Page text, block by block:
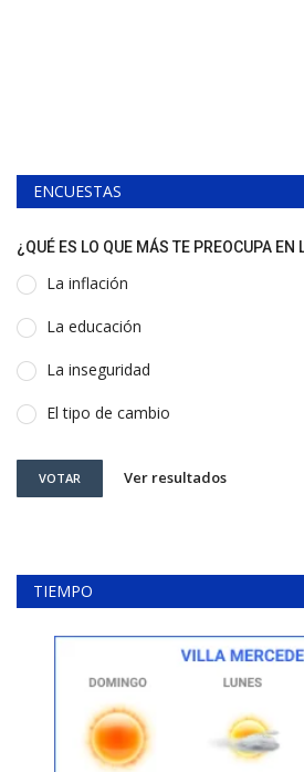
ENCUESTAS
¿QUÉ ES LO QUE MÁS TE PREOCUPA EN
La inflación
La educación
La inseguridad
El tipo de cambio
VOTAR Ver resultados
TIEMPO